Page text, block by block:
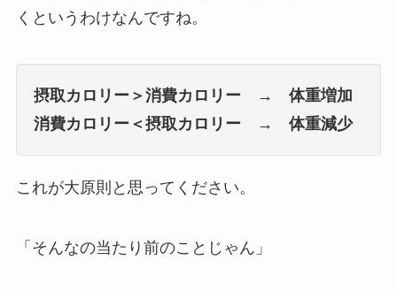
くというわけなんですね。
摂取カロリー＞消費カロリー → 体重増加
消費カロリー＜摂取カロリー → 体重減少
これが大原則と思ってください。
「そんなの当たり前のことじゃん」